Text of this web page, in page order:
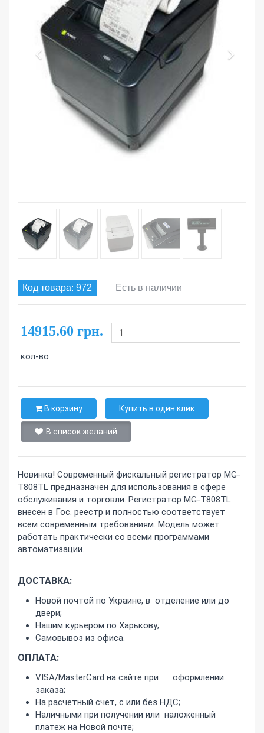
Код товара: 972 Есть в наличии
14915.60 грн.
кол-во
В корзину Купить в один клик
В список желаний
Новинка! Современный фискальный регистратор MG-
T808TL предназначен для использования в сфере
обслуживания и торговли. Регистратор MG-T808TL
внесен в Гос. реестр и полностью соответствует
всем современным требованиям. Модель может
работать практически со всеми программами
автоматизации.
ДОСТАВКА:
Новой почтой по Украине, в отделение или до
двери;
Нашим курьером по Харькову;
Самовывоз из офиса.
ОПЛАТА:
VISA/MasterCard на сайте при оформлении
заказа;
На расчетный счет, с или без НДС;
Наличными при получении или наложенный
платеж на Новой почте;